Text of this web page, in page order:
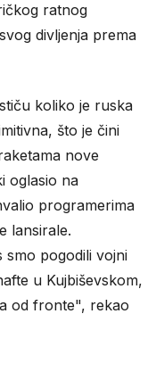
ratnog
divljenja prema
koliko je ruska
što je čini
nove
oglasio na
programerima
lansirale.
smo pogodili vojni
u Kujbiševskom,
od fronte", rekao